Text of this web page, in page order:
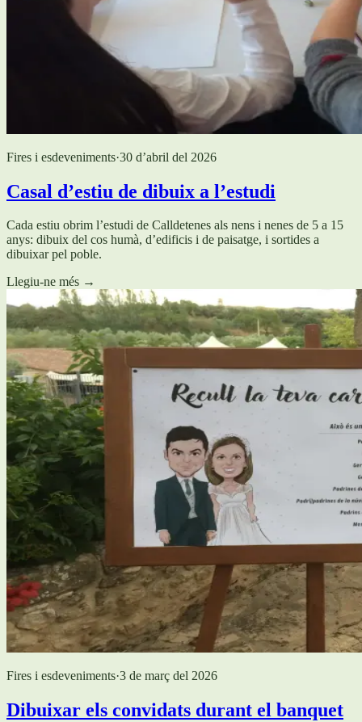
Fires i esdeveniments·30 d’abril del 2026
Casal d’estiu de dibuix a l’estudi
Cada estiu obrim l’estudi de Calldetenes als nens i nenes de 5 a 15
anys: dibuix del cos humà, d’edificis i de paisatge, i sortides a
dibuixar pel poble.
Llegiu-ne més →
Fires i esdeveniments·3 de març del 2026
Dibuixar els convidats durant el banquet